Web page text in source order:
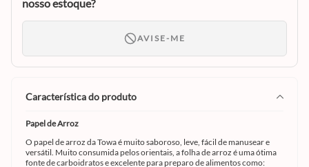
nosso estoque?
AVISE-ME
característica do produto
Papel de Arroz
O papel de arroz da Towa é muito saboroso, leve, fácil de manusear e
versátil. Muito consumida pelos orientais, a folha de arroz é uma ótima
fonte de carboidratos e excelente para preparo de alimentos como: